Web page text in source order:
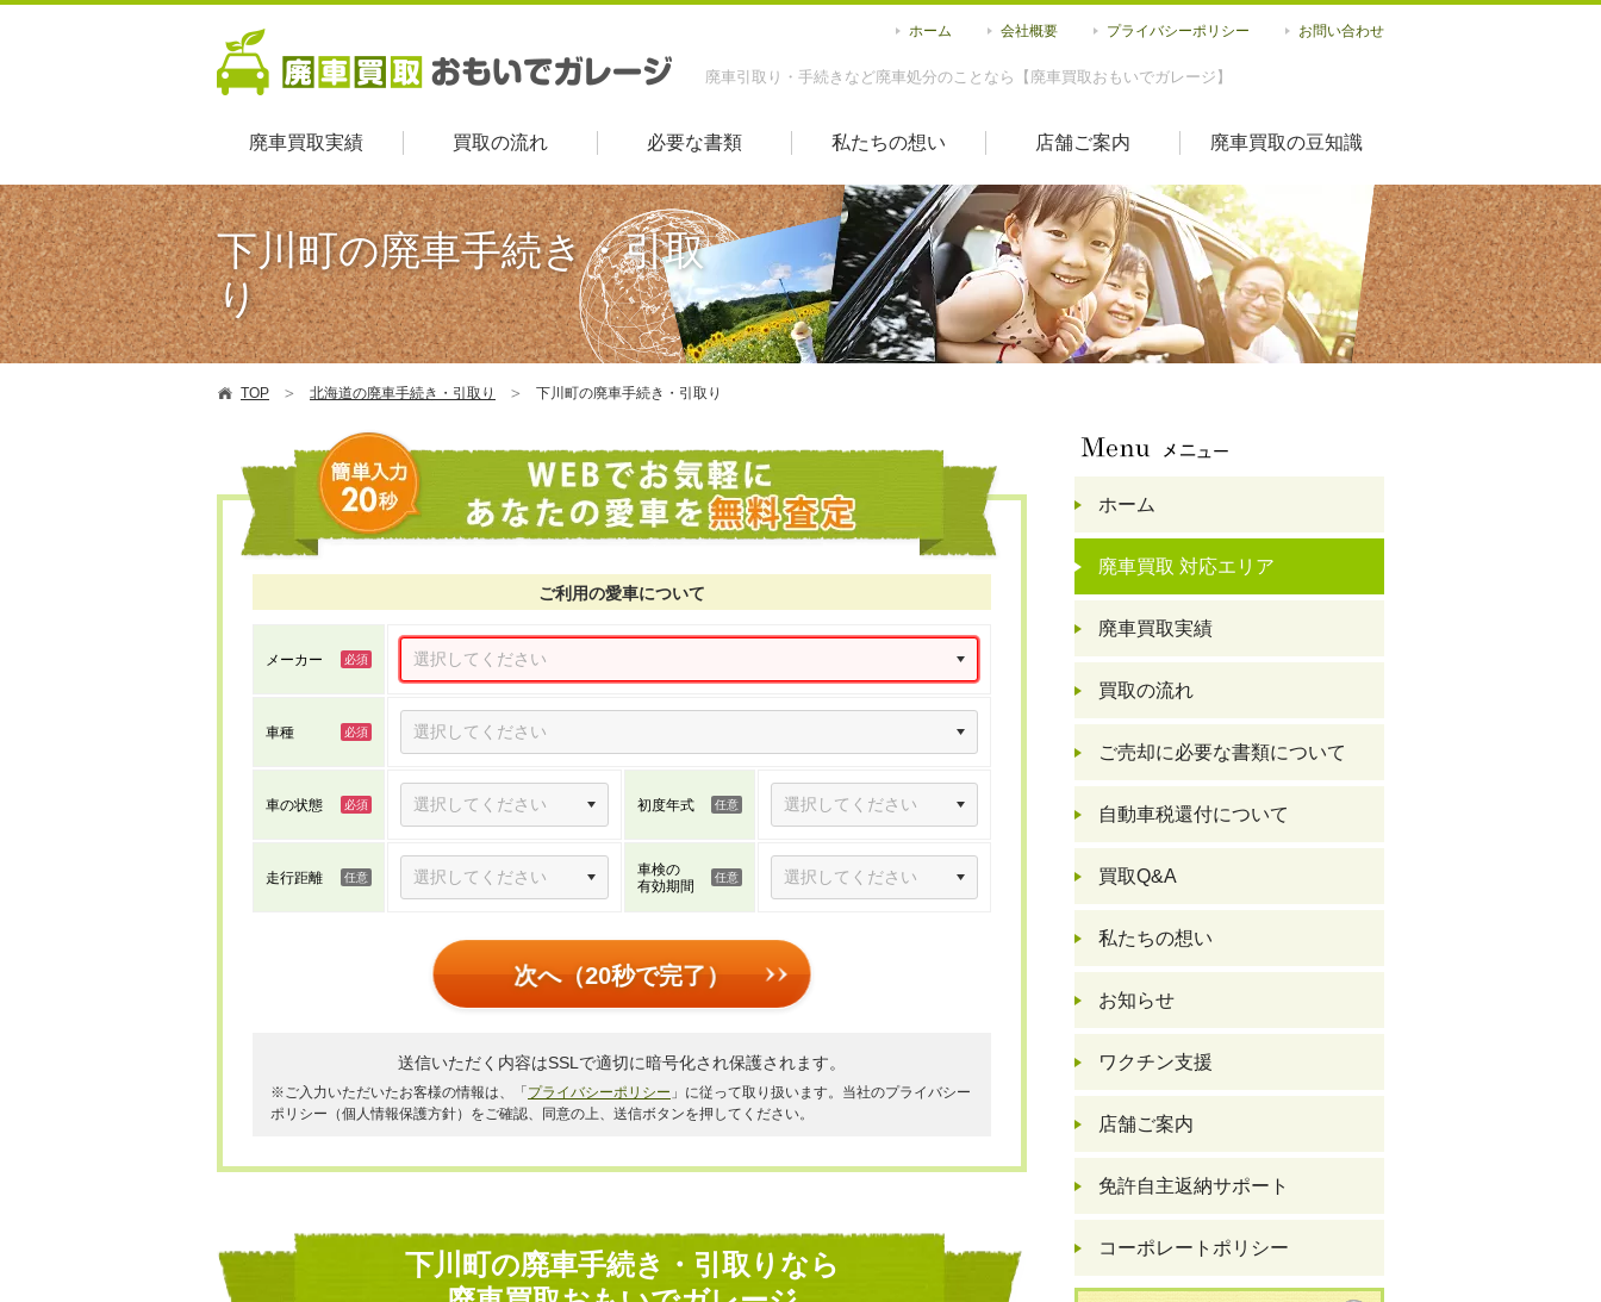
廃車引取り・手続きなど廃車処分のことなら【廃車買取おもいでガレージ】
ホーム 会社概要 プライバシーポリシー お問い合わせ
廃車買取実績 買取の流れ 必要な書類 私たちの想い 店舗ご案内 廃車買取の豆知識
下川町の廃車手続き・引取
り
TOP 北海道の廃車手続き・引取り 下川町の廃車手続き・引取り
ご利用の愛車について
メーカー
車種
車の状態 初度年式
走行距離
車検の
有効期間
次へ（20秒で完了）
送信いただく内容はSSLで適切に暗号化され保護されます。
※ご入力いただいたお客様の情報は、「 プライバシーポリシー 」に従って取り扱います。当社のプライバシー
ポリシー（個人情報保護方針）をご確認、同意の上、送信ボタンを押してください。
下川町の廃車手続き・引取りなら
ホーム
廃車買取 対応エリア
廃車買取実績
買取の流れ
ご売却に必要な書類について
自動車税還付について
買取Q&A
私たちの想い
お知らせ
ワクチン支援
店舗ご案内
免許自主返納サポート
コーポレートポリシー